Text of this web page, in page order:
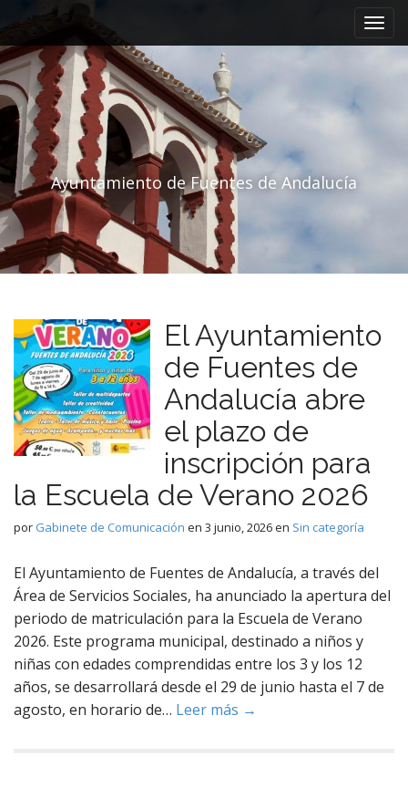
Menú principal
Saltar al contenido
Ayuntamiento de Fuentes de Andalucía
El Ayuntamiento
de Fuentes de
Andalucía abre
el plazo de
inscripción para
la Escuela de Verano 2026
por Gabinete de Comunicación en 3 junio, 2026en Sin categoría
El Ayuntamiento de Fuentes de Andalucía, a través del
Área de Servicios Sociales, ha anunciado la apertura del
periodo de matriculación para la Escuela de Verano
2026. Este programa municipal, destinado a niños y
niñas con edades comprendidas entre los 3 y los 12
años, se desarrollará desde el 29 de junio hasta el 7 de
agosto, en horario de… Leer más →